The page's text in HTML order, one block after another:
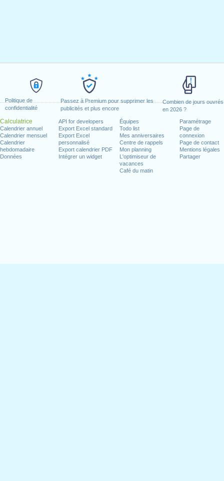
Politique de
confidentialité
Passez à Premium pour supprimer les
publicités et plus encore
Combien de jours ouvrés
en 2026 ?
Calculatrice
Calendrier annuel
Calendrier mensuel
Calendrier
hebdomadaire
Données
API for developers
Export Excel standard
Export Excel
personnalisé
Export calendrier PDF
Intégrer un widget
Équipes
Todo list
Mes anniversaires
Centre de rappels
Mon planning
L'optimiseur de
vacances
Café du matin
Paramétrage
Page de
connexion
Page de contact
Mentions légales
Partager